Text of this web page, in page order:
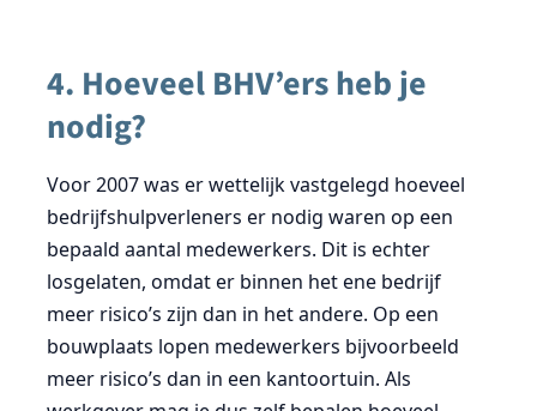
4. Hoeveel BHV’ers heb je
nodig?
Voor 2007 was er wettelijk vastgelegd hoeveel
bedrijfshulpverleners er nodig waren op een
bepaald aantal medewerkers. Dit is echter
losgelaten, omdat er binnen het ene bedrijf
meer risico’s zijn dan in het andere. Op een
bouwplaats lopen medewerkers bijvoorbeeld
meer risico’s dan in een kantoortuin. Als